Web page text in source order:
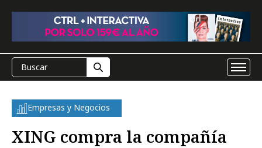
Empresas y Negocios
XING compra la compañía